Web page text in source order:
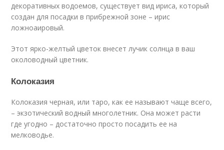
декоративных водоемов, существует вид ириса, который
создан для посадки в прибрежной зоне – ирис
ложноаировый.
Этот ярко-желтый цветок внесет лучик солнца в ваш
околоводный цветник.
Колоказия
Колоказия черная, или таро, как ее называют чаще всего,
– экзотический водный многолетник. Она может расти
где угодно – достаточно просто посадить ее на
мелководье.